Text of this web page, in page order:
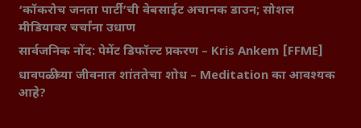
‘कॉकरोच जनता पार्टी’ची वेबसाईट अचानक डाउन; सोशल
मीडियावर चर्चांना उधाण
सार्वजनिक नोंद: पेमेंट डिफॉल्ट प्रकरण – Kris Ankem [FFME]
धावपळीच्या जीवनात शांततेचा शोध – Meditation का आवश्यक
आहे?